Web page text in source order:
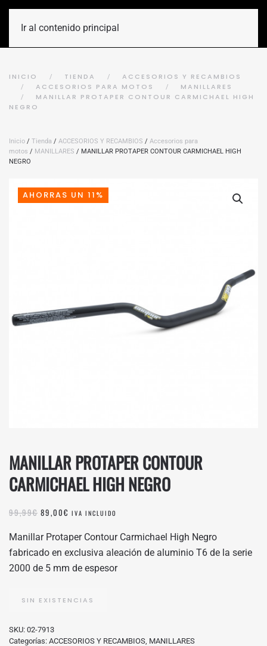
Ir al contenido principal
INICIO TIENDA
ACCESORIOS Y RECAMBIOS
ACCESORIOS PARA MOTOS
MANILLARES
MANILLAR PROTAPER CONTOUR CARMICHAEL HIGH
NEGRO
Inicio / Tienda / ACCESORIOS Y RECAMBIOS / Accesorios para
motos / MANILLARES / MANILLAR PROTAPER CONTOUR CARMICHAEL HIGH
NEGRO
AHORRAS UN 11%
MANILLAR PROTAPER CONTOUR
CARMICHAEL HIGH NEGRO
99,99€ EL
ORIGINAL
ERA:
99,99€.
89,00€ EL
ACTUAL
ES:
89,00€.
IVA INCLUIDO
Manillar Protaper Contour Carmichael High Negro
fabricado en exclusiva aleación de aluminio T6 de la serie
2000 de 5 mm de espesor
SIN EXISTENCIAS
SKU: 02-7913
Categorías: ACCESORIOS Y RECAMBIOS, MANILLARES